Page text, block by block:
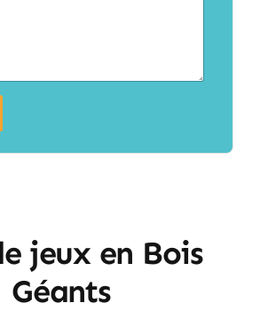
jeux en Bois
Géants